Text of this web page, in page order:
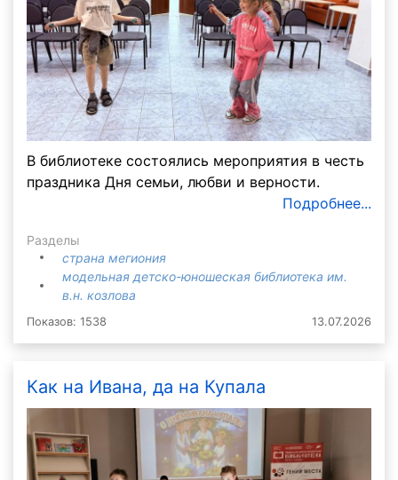
В библиотеке состоялись мероприятия в честь
праздника Дня семьи, любви и верности.
Подробнее...
Разделы
страна мегиония
модельная детско-юношеская библиотека им.
в.н. козлова
Показов: 1538 13.07.2026
Как на Ивана, да на Купала